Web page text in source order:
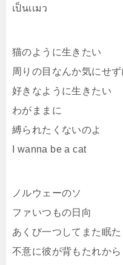
เป็นเเมว
猫のように生きたい
周りの目なんか気にせず
好きなように生きたい
わがままに
縛られたくないのよ
I wanna be a cat
ノルウェーのソ
ファいつもの日向
あくび一つしてまた眠
不意に彼が背もたれから